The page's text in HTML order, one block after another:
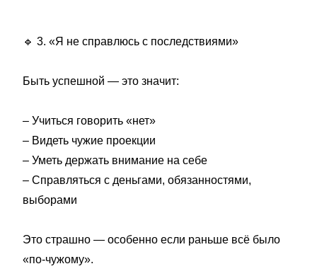
🔹 3. «Я не справлюсь с последствиями»
Быть успешной — это значит:
– Учиться говорить «нет»
– Видеть чужие проекции
– Уметь держать внимание на себе
– Справляться с деньгами, обязанностями,
выборами
Это страшно — особенно если раньше всё было
«по-чужому».